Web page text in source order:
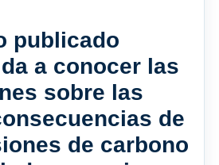
publicado
da a conocer las
sobre las
de
de carbono